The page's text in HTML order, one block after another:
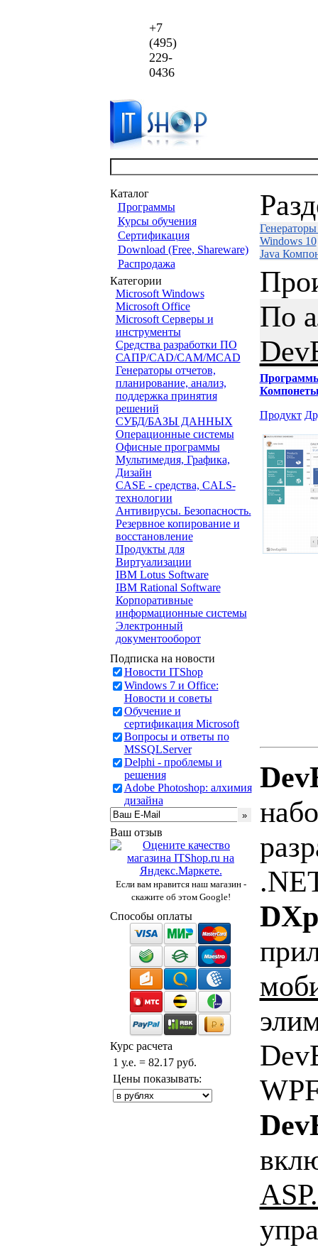
+7
(495)
229-
0436
Каталог
Программы
Курсы обучения
Сертификация
Download (Free, Shareware)
Распродажа
Категории
Microsoft Windows
Microsoft Office
Microsoft Серверы и
инструменты
Средства разработки ПО
САПР/CAD/CAM/MCAD
Генераторы отчетов,
планирование, анализ,
поддержка принятия
решений
СУБД/БАЗЫ ДАННЫХ
Операционные системы
Офисные программы
Мультимедия, Графика,
Дизайн
CASE - средства, CALS-
технологии
Антивирусы. Безопасность.
Резервное копирование и
восстановление
Продукты для
Виртуализации
IBM Lotus Software
IBM Rational Software
Корпоративные
информационные системы
Электронный
документооборот
Подписка на новости
Новости ITShop
Windows 7 и Office:
Новости и советы
Обучение и
сертификация Microsoft
Вопросы и ответы по
MSSQLServer
Delphi - проблемы и
решения
Adobe Photoshop: алхимия
дизайна
Ваш отзыв
Если вам нравится наш магазин -
скажите об этом Google!
Способы оплаты
Курс расчета
1 у.е. = 82.17 руб.
Цены показывать:
Генераторы
Windows 10
Java
По
Продукт